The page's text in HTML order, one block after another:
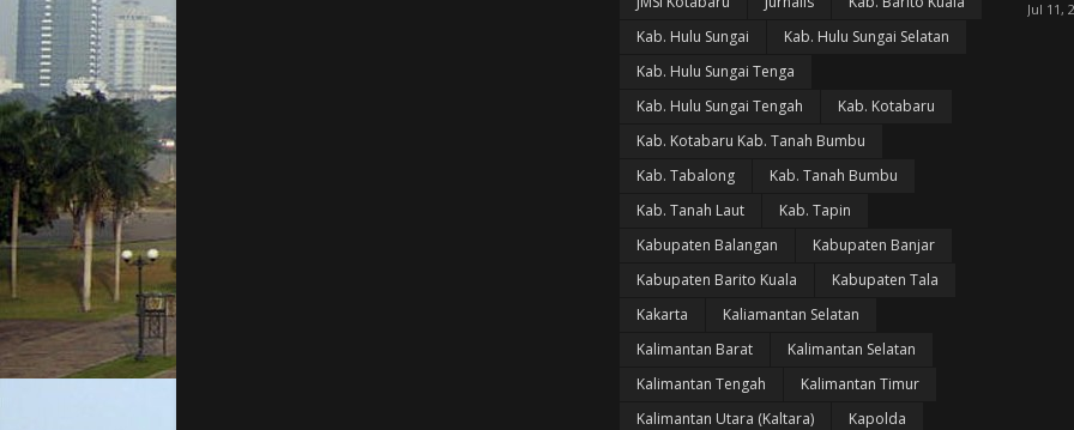
Kab. Hulu Sungai
Kab. Hulu Sungai Selatan
Kab. Hulu Sungai Tenga
Kab. Hulu Sungai Tengah
Kab. Kotabaru
Kab. Kotabaru Kab. Tanah Bumbu
Kab. Tabalong
Kab. Tanah Bumbu
Kab. Tanah Laut
Kab. Tapin
Kabupaten Balangan
Kabupaten Banjar
Kabupaten Barito Kuala
Kabupaten Tala
Kakarta
Kaliamantan Selatan
Kalimantan Barat
Kalimantan Selatan
Kalimantan Tengah
Kalimantan Timur
Kalimantan Utara (Kaltara)
Kapolda
Jul 11,